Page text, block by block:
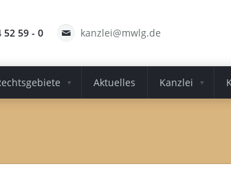
52 59 - 0 kanzlei@mwlg.de
Aktuelles Kanzlei